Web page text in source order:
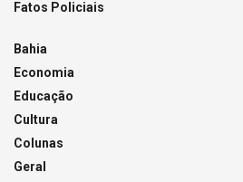
Fatos Policiais
Bahia
Economia
Educação
Cultura
Colunas
Geral